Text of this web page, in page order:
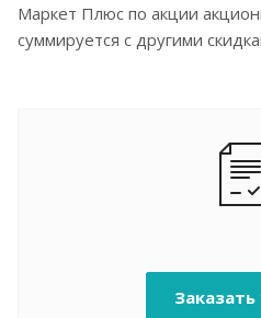
Маркет Плюс по акции
суммируется с другими
Заказать